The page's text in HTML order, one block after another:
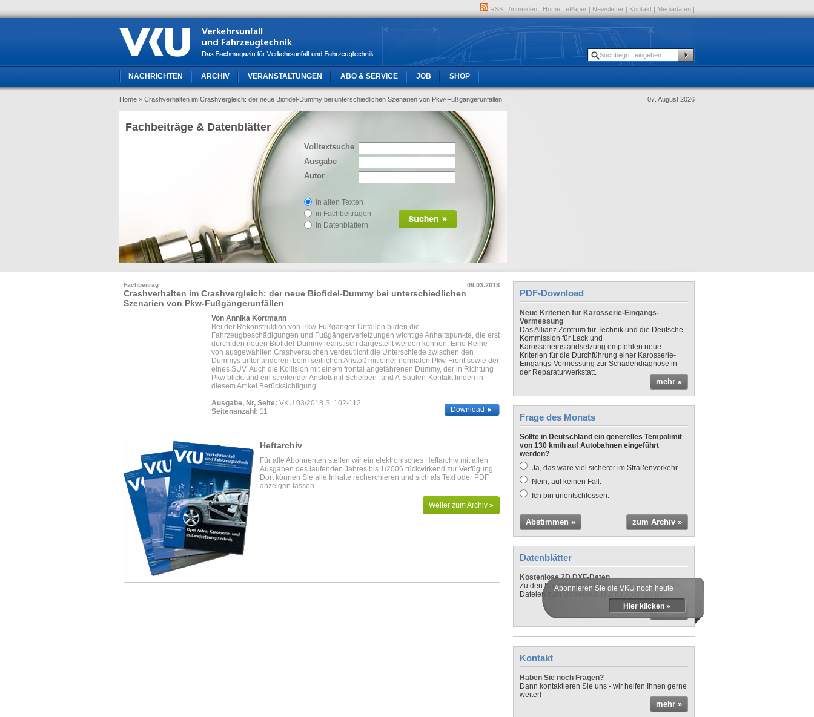
RSS | Anmelden | Home | ePaper | Newsletter | Kontakt | Mediadaten |
NACHRICHTEN ARCHIV VERANSTALTUNGEN ABO & SERVICE JOB SHOP
Home » Crashverhalten im Crashvergleich: der neue Biofidel-Dummy bei unterschiedlichen Szenarien von Pkw-Fußgängerunfällen 07. August 2026
Volltextsuche
Ausgabe
Autor
in allen Texten
in Fachbeiträgen
in Datenblättern
Fachbeiträge & Datenblätter
09.03.2018
Fachbeitrag
Crashverhalten im Crashvergleich: der neue Biofidel-Dummy bei unterschiedlichen
Szenarien von Pkw-Fußgängerunfällen
Von Annika Kortmann
Bei der Rekonstruktion von Pkw-Fußgänger-Unfällen bilden die
Fahrzeugbeschädigungen und Fußgängerverletzungen wichtige Anhaltspunkte, die erst
durch den neuen Biofidel-Dummy realistisch dargestellt werden können. Eine Reihe
von ausgewählten Crashversuchen verdeutlicht die Unterschiede zwischen den
Dummys unter anderem beim seitlichen Anstoß mit einer normalen Pkw-Front sowie der
eines SUV. Auch die Kollision mit einem frontal angefahrenen Dummy, der in Richtung
Pkw blickt und ein streifender Anstoß mit Scheiben- und A-Säulen-Kontakt finden in
diesem Artikel Berücksichtigung.
Ausgabe, Nr, Seite: VKU 03/2018 S. 102-112
Seitenanzahl: 11 Download ►
Heftarchiv
Für alle Abonnenten stellen wir ein elektronisches Heftarchiv mit allen
Ausgaben des laufenden Jahres bis 1/2006 rückwirkend zur Verfügung.
Dort können Sie alle Inhalte recherchieren und sich als Text oder PDF
anzeigen lassen.
Weiter zum Archiv »
PDF-Download
Neue Kriterien für Karosserie-Eingangs-
Vermessung
Das Allianz Zentrum für Technik und die Deutsche
Kommission für Lack und
Karosserieinstandsetzung empfehlen neue
Kriterien für die Durchführung einer Karosserie-
Eingangs-Vermessung zur Schadendiagnose in
der Reparaturwerkstatt.
mehr »
Frage des Monats
Sollte in Deutschland ein generelles Tempolimit
von 130 km/h auf Autobahnen eingeführt
werden?
Ja, das wäre viel sicherer im Straßenverkehr.
Nein, auf keinen Fall.
Ich bin unentschlossen.
Abstimmen » zum Archiv »
Datenblätter
Kostenlose 2D DXF-Daten
Zu den Datenblättern der Autos gibt es auch DXF-
Dateien zum Download. Nur für Abonnenten!
mehr »
Abonnieren Sie die VKU noch heute
Hier klicken »
Kontakt
Haben Sie noch Fragen?
Dann kontaktieren Sie uns - wir helfen Ihnen gerne
weiter!
mehr »